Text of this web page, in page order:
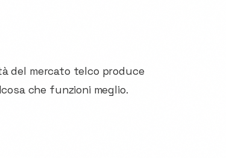
del mercato telco produce
che funzioni meglio.